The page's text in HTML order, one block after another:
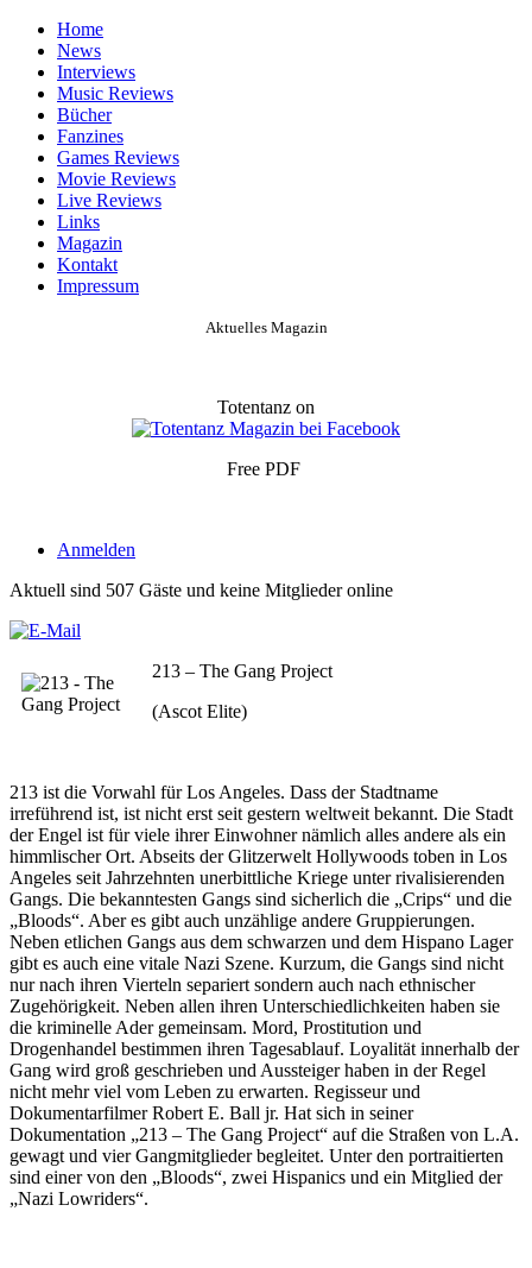
Home
News
Interviews
Music Reviews
Bücher
Fanzines
Games Reviews
Movie Reviews
Live Reviews
Links
Magazin
Kontakt
Impressum
Aktuelles Magazin
Totentanz on
Free PDF
Anmelden
Aktuell sind 507 Gäste und keine Mitglieder online
213 – The Gang Project
(Ascot Elite)
213 ist die Vorwahl für Los Angeles. Dass der Stadtname
irreführend ist, ist nicht erst seit gestern weltweit bekannt. Die Stadt
der Engel ist für viele ihrer Einwohner nämlich alles andere als ein
himmlischer Ort. Abseits der Glitzerwelt Hollywoods toben in Los
Angeles seit Jahrzehnten unerbittliche Kriege unter rivalisierenden
Gangs. Die bekanntesten Gangs sind sicherlich die „Crips“ und die
„Bloods“. Aber es gibt auch unzählige andere Gruppierungen.
Neben etlichen Gangs aus dem schwarzen und dem Hispano Lager
gibt es auch eine vitale Nazi Szene. Kurzum, die Gangs sind nicht
nur nach ihren Vierteln separiert sondern auch nach ethnischer
Zugehörigkeit. Neben allen ihren Unterschiedlichkeiten haben sie
die kriminelle Ader gemeinsam. Mord, Prostitution und
Drogenhandel bestimmen ihren Tagesablauf. Loyalität innerhalb der
Gang wird groß geschrieben und Aussteiger haben in der Regel
nicht mehr viel vom Leben zu erwarten. Regisseur und
Dokumentarfilmer Robert E. Ball jr. Hat sich in seiner
Dokumentation „213 – The Gang Project“ auf die Straßen von L.A.
gewagt und vier Gangmitglieder begleitet. Unter den portraitierten
sind einer von den „Bloods“, zwei Hispanics und ein Mitglied der
„Nazi Lowriders“.